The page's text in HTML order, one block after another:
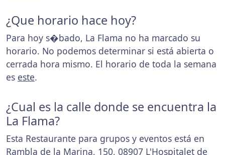
¿Que horario hace hoy?
Para hoy s�bado, La Flama no ha marcado su
horario. No podemos determinar si está abierta o
cerrada hora mismo. El horario de toda la semana
es este.
¿Cual es la calle donde se encuentra la
La Flama?
Esta Restaurante para grupos y eventos está en
Rambla de la Marina, 150, 08907 L'Hospitalet de